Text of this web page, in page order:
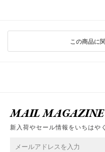
この商品に
MAIL MAGAZINE
新入荷やセール情報をいちはや